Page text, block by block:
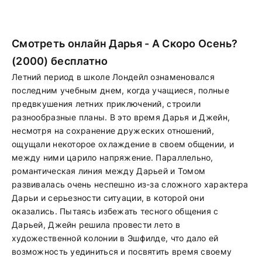
Смотреть онлайн Дарья - А Скоро Осень?
(2000) бесплатно
Летний период в школе Лондейл ознаменовался
последним учебным днем, когда учащиеся, полные
предвкушения летних приключений, строили
разнообразные планы. В это время Дарья и Джейн,
несмотря на сохранение дружеских отношений,
ощущали некоторое охлаждение в своем общении, и
между ними царило напряжение. Параллельно,
романтическая линия между Дарьей и Томом
развивалась очень неспешно из-за сложного характера
Дарьи и серьезности ситуации, в которой они
оказались. Пытаясь избежать тесного общения с
Дарьей, Джейн решила провести лето в
художественной колонии в Эшфилде, что дало ей
возможность уединиться и посвятить время своему